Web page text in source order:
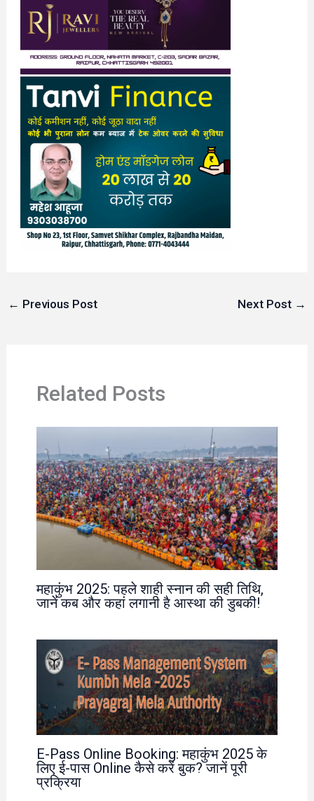
← Previous Post Next Post →
Related Posts
महाकुंभ 2025: पहले शाही स्नान की सही तिथि,
जानें कब और कहां लगानी है आस्था की डुबकी!
E-Pass Online Booking: महाकुंभ 2025 के
लिए ई-पास Online कैसे करें बुक? जानें पूरी
प्रक्रिया